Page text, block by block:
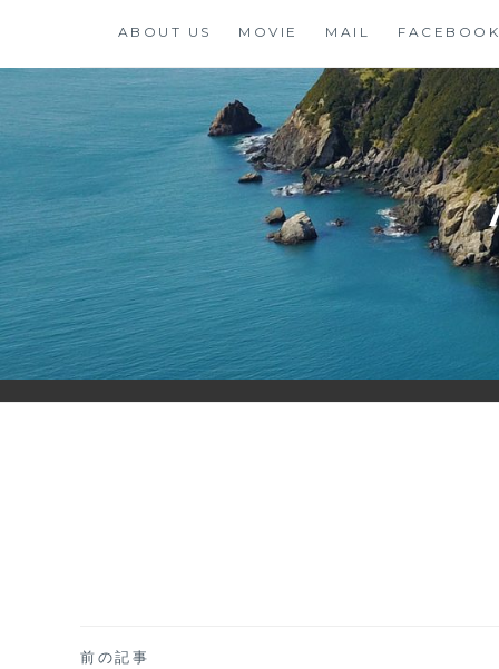
テ
ツ
キ
ッ
プ
ABOUT US MOVIE MAIL FACEBOOK
前の記事